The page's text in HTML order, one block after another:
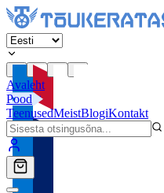
Avaleht
Pood
TeenusedMeistBlogiKontakt